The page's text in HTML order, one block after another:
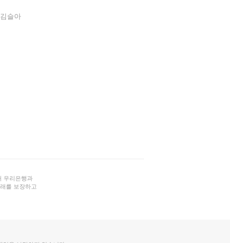
슬아
우리은행과
를 보장하고